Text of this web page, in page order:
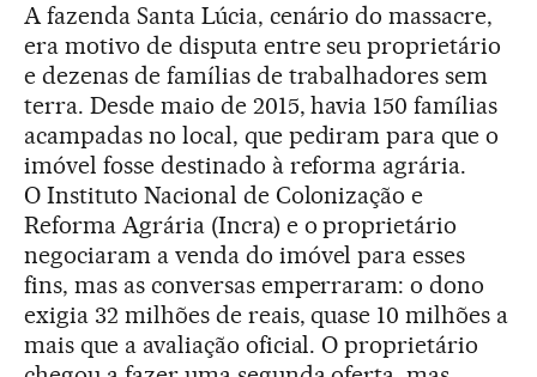
A fazenda Santa Lúcia, cenário do massacre,
era motivo de disputa entre seu proprietário
e dezenas de famílias de trabalhadores sem
terra. Desde maio de 2015, havia 150 famílias
acampadas no local, que pediram para que o
imóvel fosse destinado à reforma agrária.
O Instituto Nacional de Colonização e
Reforma Agrária (Incra) e o proprietário
negociaram a venda do imóvel para esses
fins, mas as conversas emperraram: o dono
exigia 32 milhões de reais, quase 10 milhões a
mais que a avaliação oficial. O proprietário